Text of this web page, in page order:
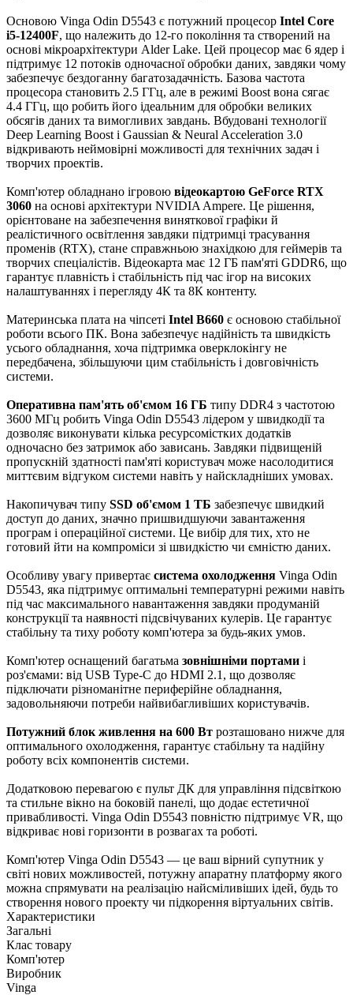
Основою Vinga Odin D5543 є потужний процесор Intel Core
i5-12400F, що належить до 12-го покоління та створений на
основі мікроархітектури Alder Lake. Цей процесор має 6 ядер і
підтримує 12 потоків одночасної обробки даних, завдяки чому
забезпечує бездоганну багатозадачність. Базова частота
процесора становить 2.5 ГГц, але в режимі Boost вона сягає
4.4 ГГц, що робить його ідеальним для обробки великих
обсягів даних та вимогливих завдань. Вбудовані технології
Deep Learning Boost і Gaussian & Neural Acceleration 3.0
відкривають неймовірні можливості для технічних задач і
творчих проектів.
Комп'ютер обладнано ігровою відеокартою GeForce RTX
3060 на основі архітектури NVIDIA Ampere. Це рішення,
орієнтоване на забезпечення виняткової графіки й
реалістичного освітлення завдяки підтримці трасування
променів (RTX), стане справжньою знахідкою для геймерів та
творчих спеціалістів. Відеокарта має 12 ГБ пам'яті GDDR6, що
гарантує плавність і стабільність під час ігор на високих
налаштуваннях і перегляду 4К та 8К контенту.
Материнська плата на чіпсеті Intel B660 є основою стабільної
роботи всього ПК. Вона забезпечує надійність та швидкість
усього обладнання, хоча підтримка оверклокінгу не
передбачена, збільшуючи цим стабільність і довговічність
системи.
Оперативна пам'ять об'ємом 16 ГБ типу DDR4 з частотою
3600 МГц робить Vinga Odin D5543 лідером у швидкодії та
дозволяє виконувати кілька ресурсомістких додатків
одночасно без затримок або зависань. Завдяки підвищеній
пропускній здатності пам'яті користувач може насолодитися
миттєвим відгуком системи навіть у найскладніших умовах.
Накопичувач типу SSD об'ємом 1 ТБ забезпечує швидкий
доступ до даних, значно пришвидшуючи завантаження
програм і операційної системи. Це вибір для тих, хто не
готовий йти на компроміси зі швидкістю чи ємністю даних.
Особливу увагу привертає система охолодження Vinga Odin
D5543, яка підтримує оптимальні температурні режими навіть
під час максимального навантаження завдяки продуманій
конструкції та наявності підсвічуваних кулерів. Це гарантує
стабільну та тиху роботу комп'ютера за будь-яких умов.
Комп'ютер оснащений багатьма зовнішніми портами і
роз'ємами: від USB Type-C до HDMI 2.1, що дозволяє
підключати різноманітне периферійне обладнання,
задовольняючи потреби найвибагливіших користувачів.
Потужний блок живлення на 600 Вт розташовано нижче для
оптимального охолодження, гарантує стабільну та надійну
роботу всіх компонентів системи.
Додатковою перевагою є пульт ДК для управління підсвіткою
та стильне вікно на боковій панелі, що додає естетичної
привабливості. Vinga Odin D5543 повністю підтримує VR, що
відкриває нові горизонти в розвагах та роботі.
Комп'ютер Vinga Odin D5543 — це ваш вірний супутник у
світі нових можливостей, потужну апаратну платформу якого
можна спрямувати на реалізацію найсміливіших ідей, будь то
створення нового проекту чи підкорення віртуальних світів.
Характеристики
Загальні
Клас товару
Комп'ютер
Виробник
Vinga